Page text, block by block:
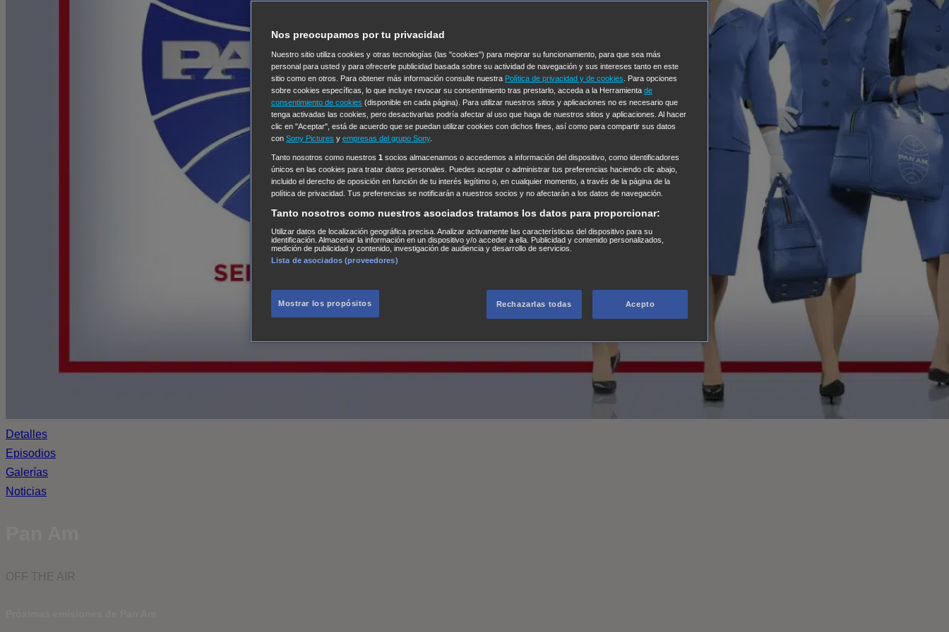
Detalles
Episodios
Galerías
Noticias
OFF THE AIR
Nos preocupamos por tu privacidad
Nuestro sitio utiliza cookies y otras tecnologías (las "cookies") para mejorar su funcionamiento, para que sea más
personal para usted y para ofrecerle publicidad basada sobre su actividad de navegación y sus intereses tanto en este
sitio como en otros. Para obtener más información consulte nuestra Política de privacidad y de cookies . Para opciones
sobre cookies específicas, lo que incluye revocar su consentimiento tras prestarlo, acceda a la Herramienta de
consentimiento de cookies (disponible en cada página). Para utilizar nuestros sitios y aplicaciones no es necesario que
tenga activadas las cookies, pero desactivarlas podría afectar al uso que haga de nuestros sitios y aplicaciones. Al hacer
clic en "Aceptar", está de acuerdo que se puedan utilizar cookies con dichos fines, así como para compartir sus datos
con Sony Pictures y empresas del grupo Sony.
Tanto nosotros como nuestros 1 socios almacenamos o accedemos a información del dispositivo, como identificadores
únicos en las cookies para tratar datos personales. Puedes aceptar o administrar tus preferencias haciendo clic abajo,
incluido el derecho de oposición en función de tu interés legítimo o, en cualquier momento, a través de la página de la
política de privacidad. Tus preferencias se notificarán a nuestros socios y no afectarán a los datos de navegación.
Tanto nosotros como nuestros asociados tratamos los datos para proporcionar:
Utilizar datos de localización geográfica precisa. Analizar activamente las características del dispositivo para su
identificación. Almacenar la información en un dispositivo y/o acceder a ella. Publicidad y contenido personalizados,
medición de publicidad y contenido, investigación de audiencia y desarrollo de servicios.
Lista de asociados (proveedores)
Mostrar los propósitos Rechazarlas todas Acepto